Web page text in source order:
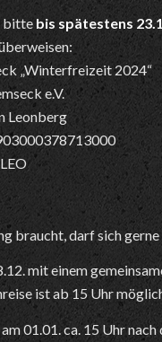
bitte bis spätestens
„Winterfreizeit 2024“
e.V.
Leonberg
braucht, darf sich gerne
mit einem
ist ab 15 Uhr
01.01. ca. 15 Uhr nach